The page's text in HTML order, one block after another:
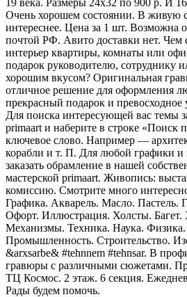
19 века. Размеры 24х32 по 900 р. И
Очень хорошем состоянии. В живую
интереснее. Цена за 1 шт. Возможна
почтой РФ. Авито доставки нет. Чем
интерьер квартиры, комнаты или
подарок руководителю, сотруднику
хорошим вкусом? Оригинальная
отличное решение для оформления
прекрасный подарок и превосходное
Для поиска интересующей вас темы
primaart и наберите в строке «Поиск
ключевое слово. Например —
корабли и т. П. Для любой графики
заказать обрамление в нашей
мастерской primaart. Живопись:
комиссию. Смотрите много
Графика. Акварель. Масло. Пастель.
Офорт. Иллюстрация. Холсты. Багет.
Механизмы. Техника. Наука. Физика.
Промышленность. Строительство.
&arxsarbe& #tehnnem #tehnsar. В
гравюры с различными сюжетами.
TЦ Космос. 2 этаж. 6 секция.
Рады будeм помочь.